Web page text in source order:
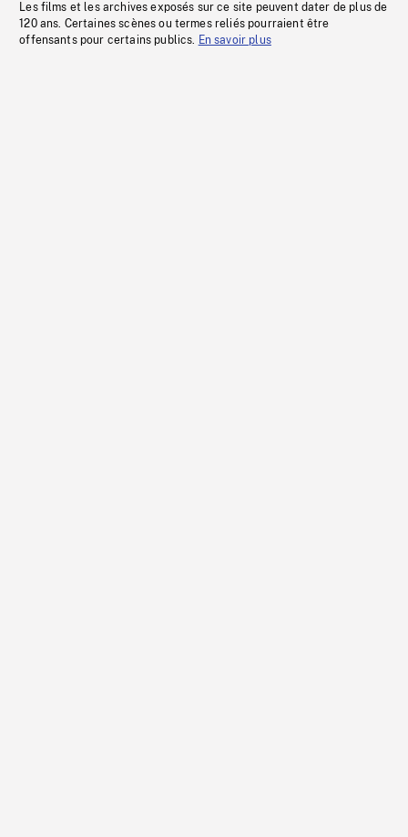
Les films et les archives exposés sur ce site peuvent dater de plus de
120 ans. Certaines scènes ou termes reliés pourraient être
offensants pour certains publics. En savoir plus